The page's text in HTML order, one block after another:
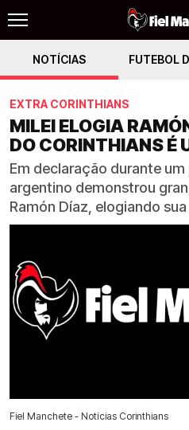
NOTÍCIAS FUTEBOL
EXTRA CORINTHIANS
MILEI ELOGIA
DO CORINTHIANS É
Em declaração durante
argentino demonstrou
Ramón Díaz, elogiando
Fiel Manchete - Notícias Corinthians